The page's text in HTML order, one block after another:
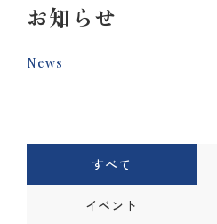
お知らせ
News
すべて
イベント